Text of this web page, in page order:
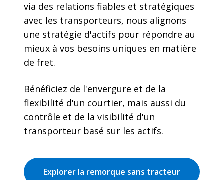
via des relations fiables et stratégiques
avec les transporteurs, nous alignons
une stratégie d'actifs pour répondre au
mieux à vos besoins uniques en matière
de fret.
Bénéficiez de l'envergure et de la
flexibilité d'un courtier, mais aussi du
contrôle et de la visibilité d'un
transporteur basé sur les actifs.
Explorer la remorque sans tracteur